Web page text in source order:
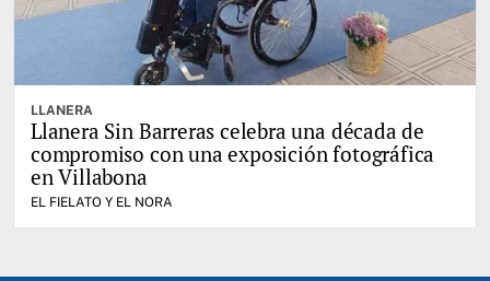
LLANERA
Llanera Sin Barreras celebra una década de
compromiso con una exposición fotográfica
en Villabona
EL FIELATO Y EL NORA